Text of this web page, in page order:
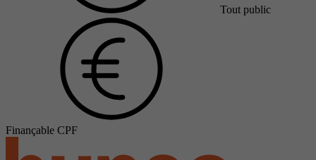
Tout public
Finançable CPF